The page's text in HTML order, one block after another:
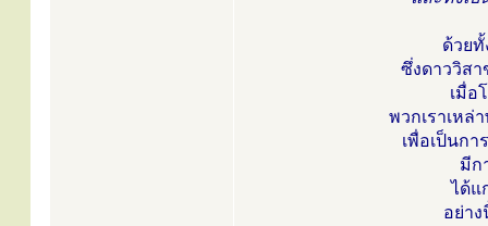
ด้วย
ซึ่งดาววิส
เมื่อ
พวกเราเห
เพื่อเป็นก
มีก
ได้แ
อย่า